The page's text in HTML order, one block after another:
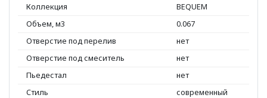
Коллекция
BEQUEM
Объем, м3
0.067
Отверстие под перелив
нет
Отверстие под смеситель
нет
Пьедестал
нет
Стиль
современный